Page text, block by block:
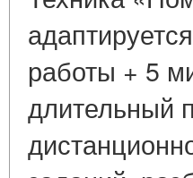
работы + 5
длительный